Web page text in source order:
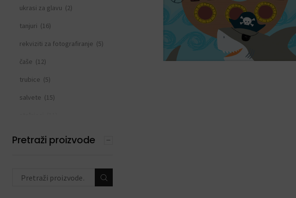
ukrasi za glavu (2)
tanjuri (16)
rekviziti za fotografiranje (5)
čaše (12)
trubice (5)
salvete (15)
Pretraži proizvode